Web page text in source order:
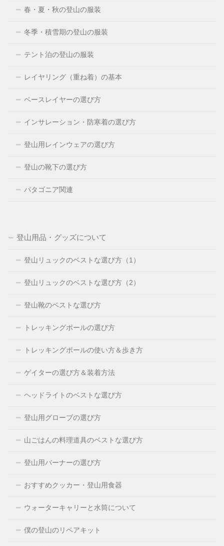
春・夏・秋の登山の服装
冬季・積雪期の登山の服装
テント泊の登山の服装
レイヤリング（重ね着）の基本
ベースレイヤーの選び方
インサレーション・防寒着の選び方
登山用レインウェアの選び方
登山の靴下の選び方
パタゴニア関連
登山用品・グッズについて
登山リュックのベストな選び方（1）
登山リュックのベストな選び方（2）
登山靴のベストな選び方
トレッキングポールの選び方
トレッキングポールの使い方＆歩き方
ゲイターの選び方＆装着方法
ヘッドライトのベストな選び方
登山用グローブの選び方
山ごはんの料理道具のベストな選び方
登山用バーナーの選び方
おすすめクッカー・登山用食器
ウォーターキャリーと水筒について
僕の登山のリペアキット